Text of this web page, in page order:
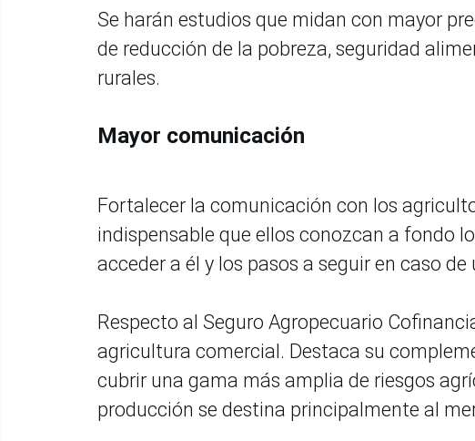
Se harán estudios que midan con mayor
de reducción de la pobreza, seguridad
rurales.
Mayor comunicación
Fortalecer la comunicación con los
indispensable que ellos conozcan a fondo
acceder a él y los pasos a seguir en caso de
Respecto al Seguro Agropecuario
agricultura comercial. Destaca su
cubrir una gama más amplia de riesgos
producción se destina principalmente al